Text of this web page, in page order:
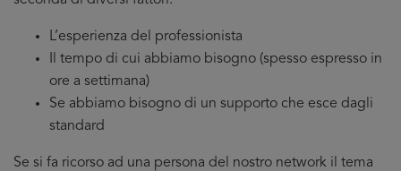
L’esperienza del professionista
Il tempo di cui abbiamo bisogno (spesso espresso in
ore a settimana)
Se abbiamo bisogno di un supporto che esce dagli
standard
Se si fa ricorso ad una persona del nostro network il tema